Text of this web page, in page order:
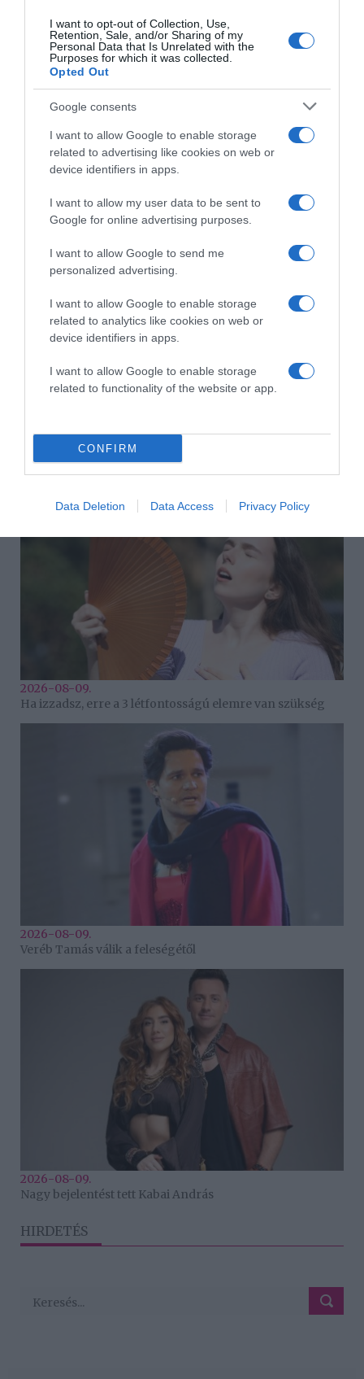
I want to opt-out of Collection, Use,
Retention, Sale, and/or Sharing of my
Personal Data that Is Unrelated with the
Purposes for which it was collected.
Opted Out
Google consents
I want to allow Google to enable storage
related to advertising like cookies on web or
device identifiers in apps.
I want to allow my user data to be sent to
Google for online advertising purposes.
I want to allow Google to send me
personalized advertising.
I want to allow Google to enable storage
related to analytics like cookies on web or
device identifiers in apps.
I want to allow Google to enable storage
related to functionality of the website or app.
CONFIRM
Data Deletion Data Access Privacy Policy
Megosztás: Facebook Twitter Pinterest
Címkék: család,gyerekek,Schobert Norbert,
gyermeknevelés,
Korábbi bejegyzések Következő bejegyzés
HASONLÓ BEJEGYZÉSEK
2026-08-09.
Citromos tiramisu recept limoncellóval
2026-08-09.
Ha izzadsz, erre a 3 létfontosságú elemre van szükség
2026-08-09.
Veréb Tamás válik a feleségétől
2026-08-09.
Nagy bejelentést tett Kabai András
HIRDETÉS